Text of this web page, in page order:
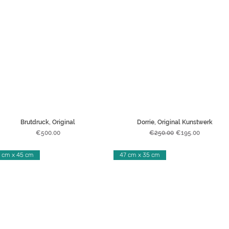
Brutdruck, Original
Price
€500.00
Dorrie, Original Kunstwerk
Regular Price
€250.00 Sale Price
€195.00
cm x 45 cm 47 cm x 35 cm